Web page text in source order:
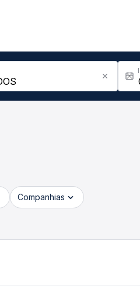
Companhias